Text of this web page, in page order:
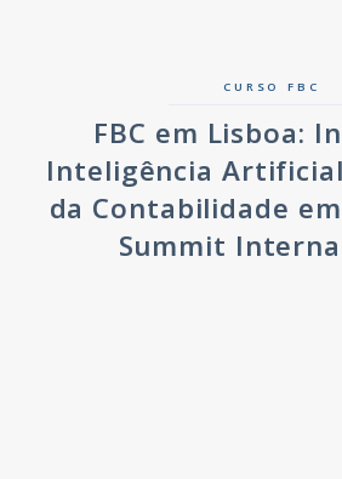
CURSO FBC
FBC em Lisboa:
Inteligência
da Contabilidade
Summit